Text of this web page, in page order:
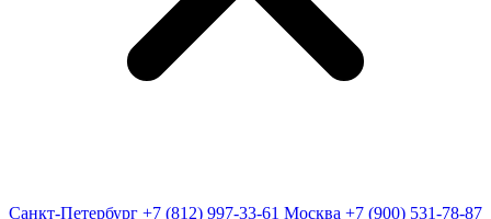
Санкт-Петербург +7 (812) 997-33-61 Москва +7 (900) 531-78-87